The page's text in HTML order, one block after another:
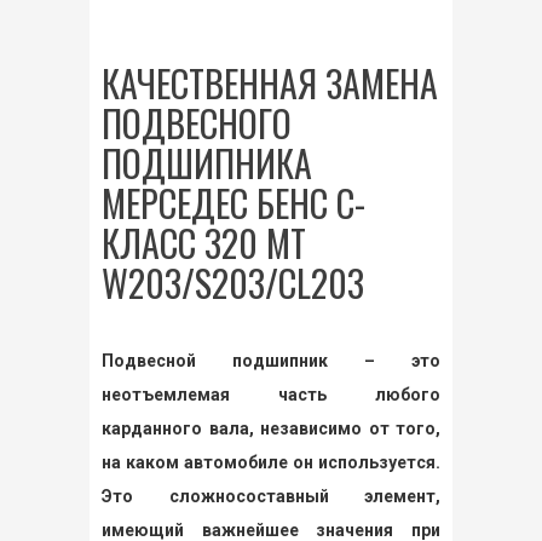
КАЧЕСТВЕННАЯ ЗАМЕНА
ПОДВЕСНОГО
ПОДШИПНИКА
МЕРСЕДЕС БЕНС С-
КЛАСС 320 MT
W203/S203/CL203
Подвесной подшипник – это
неотъемлемая часть любого
карданного вала, независимо от того,
на каком автомобиле он используется.
Это сложносоставный элемент,
имеющий важнейшее значения при